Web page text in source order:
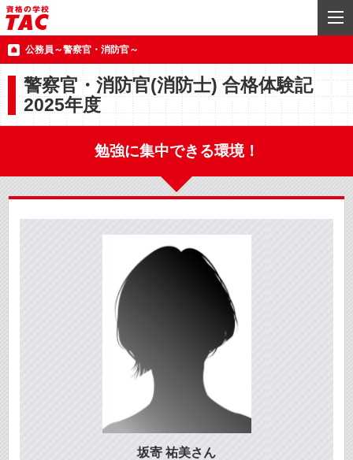
公務員～警察官・消防官～
警察官・消防官(消防士) 合格体験記
2025年度
勉強に集中できる環境！
坂寄 祐美さん